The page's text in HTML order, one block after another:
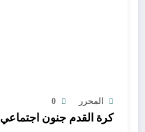
المحرر 0
كرة القدم جنون اجتماعي